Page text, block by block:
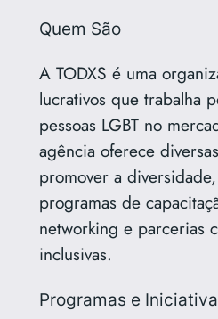
Quem São
A TODXS é uma
lucrativos que trabalha
pessoas LGBT no
agência oferece
promover a
programas de
networking e parcerias
inclusivas.
Programas e